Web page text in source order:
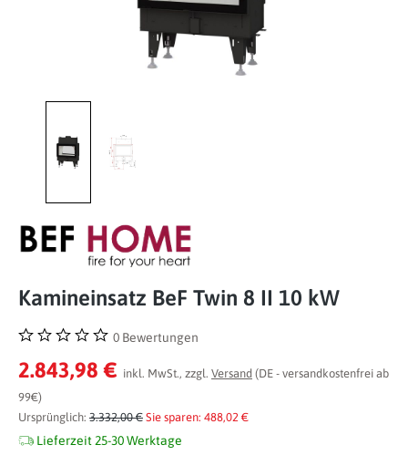
Kamineinsatz BeF Twin 8 II 10 kW
Durchschnittliche Bewertung von 0 von 5 Sternen
0 Bewertungen
2.843,98 € inkl. MwSt., zzgl. Versand (DE - versandkostenfrei ab
99€)
Ursprünglich: 3.332,00 € Sie sparen: 488,02 €
Lieferzeit 25-30 Werktage